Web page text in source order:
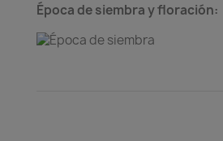
Época de siembra y floración: